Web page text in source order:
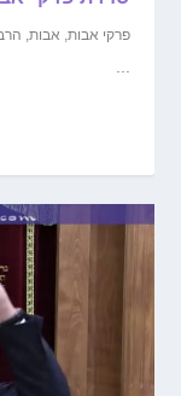
פרקי אבות, אבות,
...